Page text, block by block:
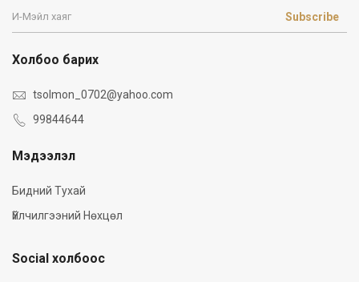
Subscribe
Холбоо барих
tsolmon_0702@yahoo.com
99844644
Мэдээлэл
Бидний Тухай
Үйлчилгээний Нөхцөл
Social холбоос